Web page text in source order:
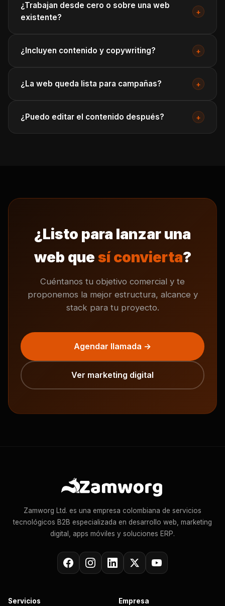
¿Trabajan desde cero o sobre una web
existente?
+
¿Incluyen contenido y copywriting? +
¿La web queda lista para campañas? +
¿Puedo editar el contenido después? +
¿Listo para lanzar una
web que sí convierta?
Cuéntanos tu objetivo comercial y te
proponemos la mejor estructura, alcance y
stack para tu proyecto.
Agendar llamada →
Ver marketing digital
Zamworg Ltd. es una empresa colombiana de servicios
tecnológicos B2B especializada en desarrollo web, marketing
digital, apps móviles y soluciones ERP.
Servicios Empresa